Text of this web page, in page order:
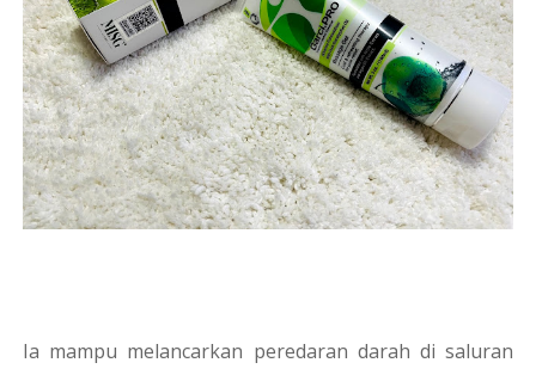
Ia mampu melancarkan peredaran darah di saluran